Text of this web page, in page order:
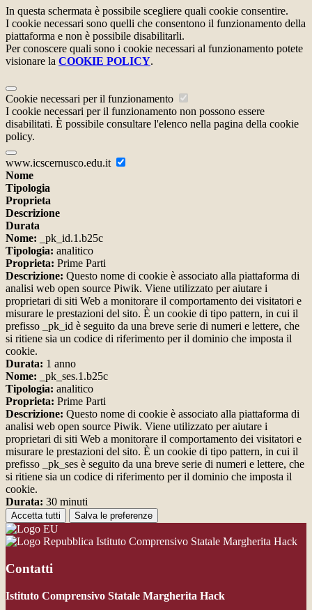
In questa schermata è possibile scegliere quali cookie consentire.
I cookie necessari sono quelli che consentono il funzionamento della
piattaforma e non è possibile disabilitarli.
Per conoscere quali sono i cookie necessari al funzionamento potete
visionare la COOKIE POLICY.
Cookie necessari per il funzionamento
I cookie necessari per il funzionamento non possono essere
disabilitati. È possibile consultare l'elenco nella pagina della cookie
policy.
www.icscernusco.edu.it
Nome
Tipologia
Proprieta
Descrizione
Durata
Nome: _pk_id.1.b25c
Tipologia: analitico
Proprieta: Prime Parti
Descrizione: Questo nome di cookie è associato alla piattaforma di
analisi web open source Piwik. Viene utilizzato per aiutare i
proprietari di siti Web a monitorare il comportamento dei visitatori e
misurare le prestazioni del sito. È un cookie di tipo pattern, in cui il
prefisso _pk_id è seguito da una breve serie di numeri e lettere, che
si ritiene sia un codice di riferimento per il dominio che imposta il
cookie.
Durata: 1 anno
Nome: _pk_ses.1.b25c
Tipologia: analitico
Proprieta: Prime Parti
Descrizione: Questo nome di cookie è associato alla piattaforma di
analisi web open source Piwik. Viene utilizzato per aiutare i
proprietari di siti Web a monitorare il comportamento dei visitatori e
misurare le prestazioni del sito. È un cookie di tipo pattern, in cui il
prefisso _pk_ses è seguito da una breve serie di numeri e lettere, che
si ritiene sia un codice di riferimento per il dominio che imposta il
cookie.
Durata: 30 minuti
Accetta tutti Salva le preferenze
Istituto Comprensivo Statale Margherita Hack
Contatti
Istituto Comprensivo Statale Margherita Hack